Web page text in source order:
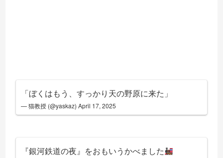
「ぼくはもう、すっかり天の野原に来た」
— 猫教授 (@yaskaz)April 17, 2025
『銀河鉄道の夜』をおもいうかべました